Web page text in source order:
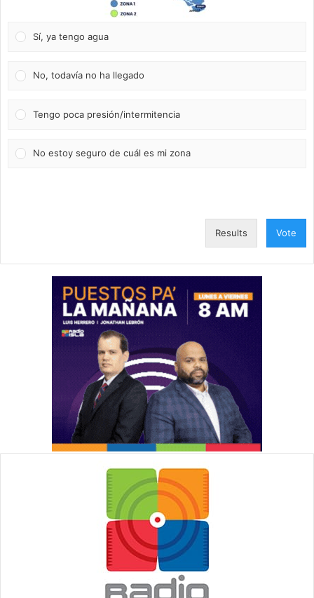
Sí, ya tengo agua
No, todavía no ha llegado
Tengo poca presión/intermitencia
No estoy seguro de cuál es mi zona
Results Vote